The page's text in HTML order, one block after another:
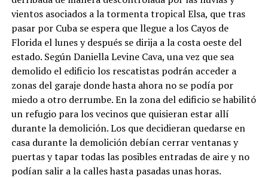
vientos asociados a la tormenta tropical Elsa, que tras
pasar por Cuba se espera que llegue a los Cayos de
Florida el lunes y después se dirija a la costa oeste del
estado. Según Daniella Levine Cava, una vez que sea
demolido el edificio los rescatistas podrán acceder a
zonas del garaje donde hasta ahora no se podía por
miedo a otro derrumbe. En la zona del edificio se habilitó
un refugio para los vecinos que quisieran estar allí
durante la demolición. Los que decidieran quedarse en
casa durante la demolición debían cerrar ventanas y
puertas y tapar todas las posibles entradas de aire y no
podían salir a la calles hasta pasadas unas horas.